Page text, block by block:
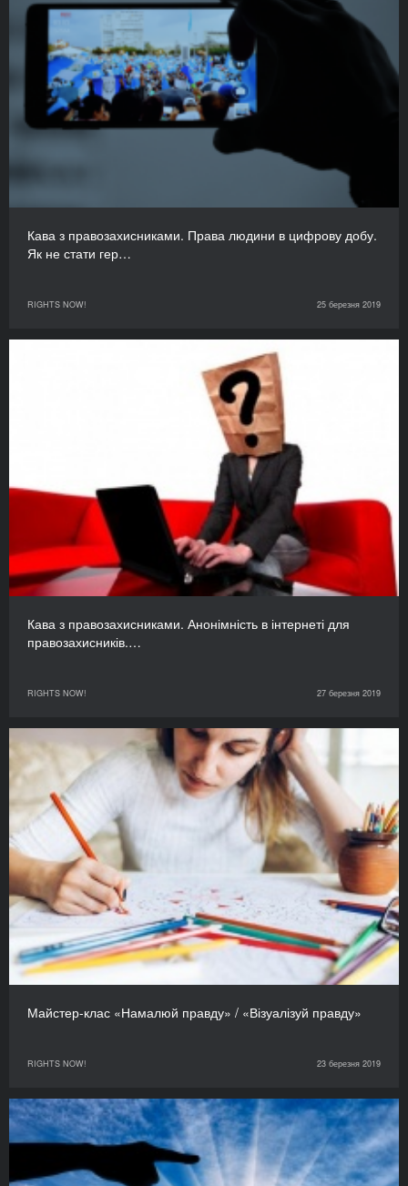
Кава з правозахисниками. Права людини в цифрову добу.
Як не стати гер…
RIGHTS NOW! 25 березня 2019
Кава з правозахисниками. Анонімність в інтернеті для
правозахисників.…
RIGHTS NOW! 27 березня 2019
Майстер-клас «Намалюй правду» / «Візуалізуй правду»
RIGHTS NOW! 23 березня 2019